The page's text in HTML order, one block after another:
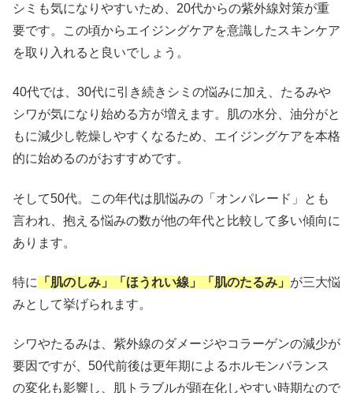
シミも気になりやすいため、20代からの紫外線対策が重
要です。この頃からエイジングケアを意識したスキンケア
を取り入れると良いでしょう。
40代では、30代に引き続きシミの悩みに加え、たるみや
シワが気になり始める方が増えます。肌の水分、油分がと
もに減少し乾燥しやすくなるため、エイジングケアを本格
的に始めるのがおすすめです。
そして50代。この年代は肌悩みの「オンパレード」とも
言われ、抱える悩みの数が他の年代と比較して多い傾向に
あります。
特に 「肌のしみ」「ほうれい線」「肌のたるみ」 が三大悩
みとして挙げられます。
シワやたるみは、紫外線のダメージやコラーゲンの減少が
要因ですが、50代前後は更年期によるホルモンバランス
の変化も影響し、肌トラブルが顕在化しやすい時期なので